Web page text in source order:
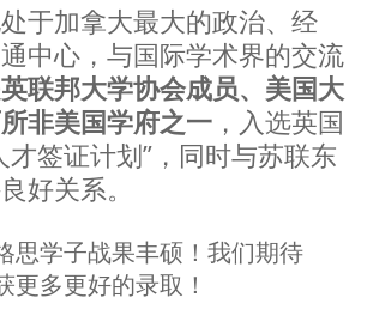
于加拿大最大的政治、经
中心，与国际学术界的交流
联邦大学协会成员、美国大
非美国学府之一 ，入选英国
才签证计划”，同时与苏联东
好关系。
思学子战果丰硕！我们期待
更多更好的录取！